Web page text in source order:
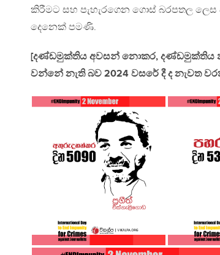
කිරීමට සහ පැහැරගෙන ගොස් බරපතල
දෙනෙක් පමණි.
[දණ්ඩමුක්තිය අවසන් නොකර, දණ්ඩමුක්තිය
වන්නේ නැති බව 2024 වසරේ දී ද නැවත